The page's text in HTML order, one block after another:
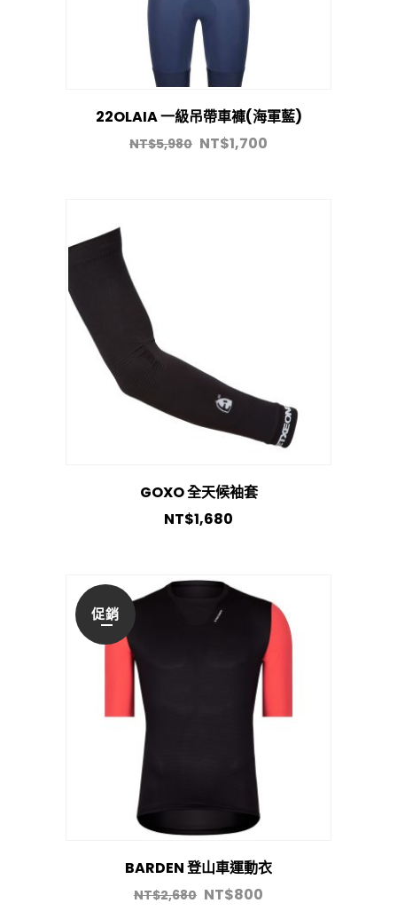
22OLAIA 一級吊帶車褲(海軍藍)
NT$5,980 NT$1,700
GOXO 全天候袖套
NT$1,680
促銷
BARDEN 登山車運動衣
NT$2,680 NT$800